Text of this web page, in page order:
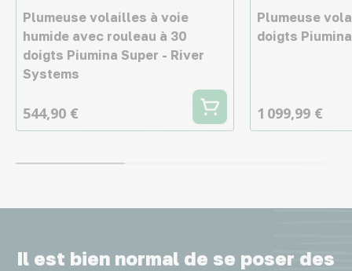
Plumeuse volailles à voie
humide avec rouleau à 30
doigts Piumina Super - River
Systems
544,90 €
Plumeuse
doigts
1 099,99 €
Il est bien normal de se poser des